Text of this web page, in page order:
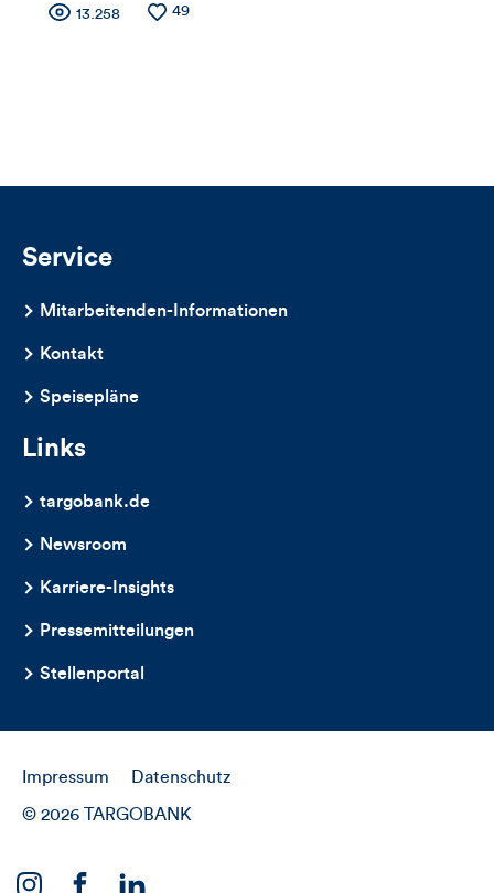
Zähler
Kommentare
dieses
Artikels
Anzahl13.258
Anzahl
49
Service
Mitarbeitenden-Informationen
Kontakt
Speisepläne
Links
targobank.de
Newsroom
Karriere-Insights
Pressemitteilungen
Stellenportal
Impressum Datenschutz
© 2026 TARGOBANK